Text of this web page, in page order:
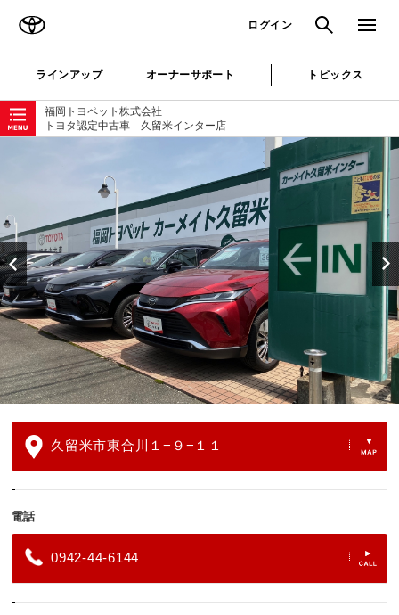
ログイン 検索 メニュ
ラインアップ オーナーサポート トピックス
福岡トヨペット株式会社
トヨタ認定中古車 久留米インター店
ローカルナビゲーション
久留米市東合川１−９−１１
電話
0942-44-6144